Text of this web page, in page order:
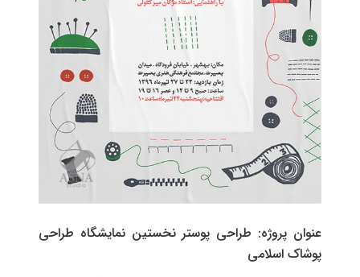
عنوان پروژه: طراحی پوستر نخستین نمایشگاه طراحی
پوشاک اسلامی